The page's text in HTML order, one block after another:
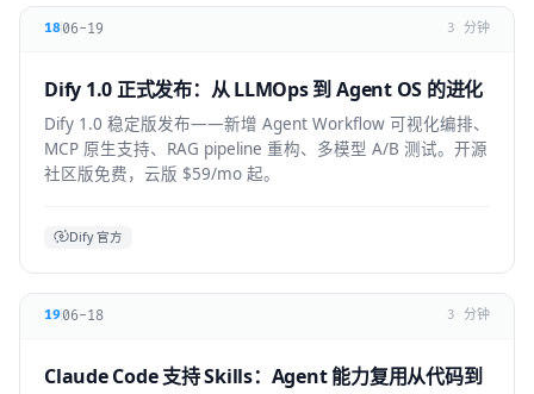
1806-19 3 分钟
Dify 1.0 正式发布：从 LLMOps 到 Agent OS 的进化
Dify 1.0 稳定版发布——新增 Agent Workflow 可视化编排、
MCP 原生支持、RAG pipeline 重构、多模型 A/B 测试。开源
社区版免费，云版 $59/mo 起。
Dify 官方
1906-18 3 分钟
Claude Code 支持 Skills：Agent 能力复用从代码到